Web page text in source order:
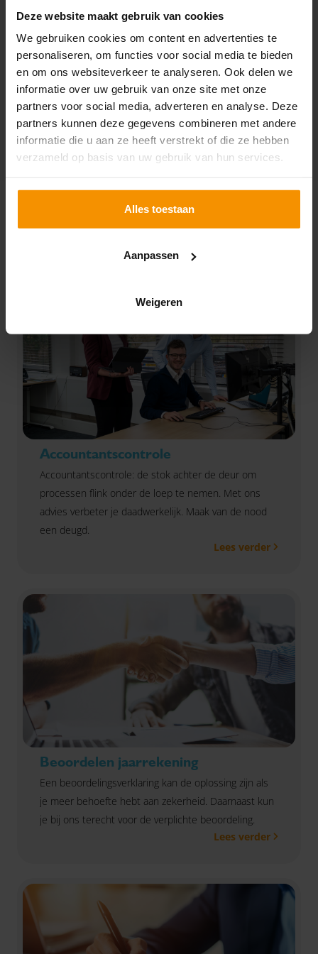
Deze website maakt gebruik van cookies
We gebruiken cookies om content en advertenties te
personaliseren, om functies voor social media te bieden
en om ons websiteverkeer te analyseren. Ook delen we
informatie over uw gebruik van onze site met onze
partners voor social media, adverteren en analyse. Deze
partners kunnen deze gegevens combineren met andere
informatie die u aan ze heeft verstrekt of die ze hebben
verzameld op basis van uw gebruik van hun services.
Alles toestaan
Aanpassen
Weigeren
nemen je vervolgens mee in onze aanpak. Benieuwd
naar ervaringen van andere klanten? We delen ze
graag met je. Het enige wat jou rest is contact met
ons opnemen. Wie weet tot snel!
NEEM CONTACT OP MET EEN VAN
ONZE SPECIALISTEN >
SPECIAAL VOOR JOU
UITGELICHT
Accountantscontrole
Accountantscontrole: de stok achter de deur om
processen flink onder de loep te nemen. Met ons
advies verbeter je daadwerkelijk. Maak van de nood
een deugd.
Lees verder
Beoordelen jaarrekening
Een beoordelingsverklaring kan de oplossing zijn als
je meer behoefte hebt aan zekerheid. Daarnaast kun
je bij ons terecht voor de verplichte beoordeling.
Lees verder